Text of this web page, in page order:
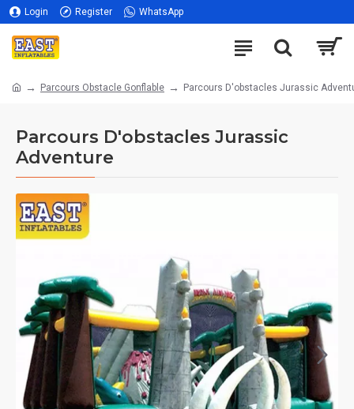
Login Register WhatsApp
Parcours Obstacle Gonflable Parcours D'obstacles Jurassic
Parcours D'obstacles Jurassic
Adventure